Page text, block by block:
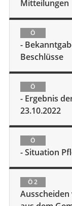
Mitteilungen
Ö
-
Beschlüsse
Ö
- Ergebnis
23.10.2022
Ö
- Situation
Ö 2